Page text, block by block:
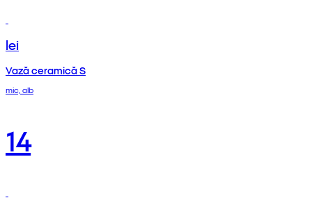
lei
Vază ceramică S
mic, alb
14